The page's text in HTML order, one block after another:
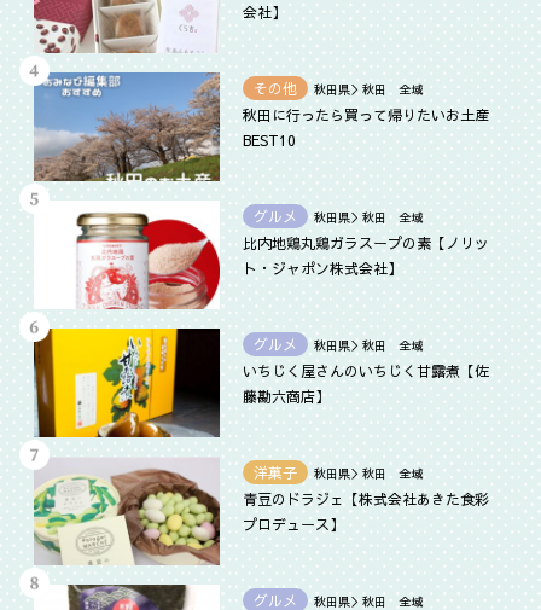
会社】
その他 秋田県＞秋田 全域
秋田に行ったら買って帰りたいお土産
BEST10
グルメ 秋田県＞秋田 全域
比内地鶏丸鶏ガラスープの素【ノリッ
ト・ジャポン株式会社】
グルメ 秋田県＞秋田 全域
いちじく屋さんのいちじく甘露煮【佐
藤勘六商店】
洋菓子 秋田県＞秋田 全域
青豆のドラジェ【株式会社あきた食彩
プロデュース】
グルメ 秋田県＞秋田 全域